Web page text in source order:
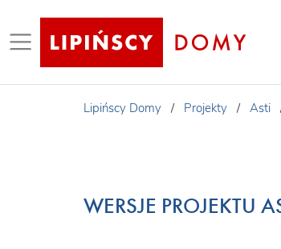
Lipińscy Domy / Projekty / Asti
WERSJE PROJEKTU